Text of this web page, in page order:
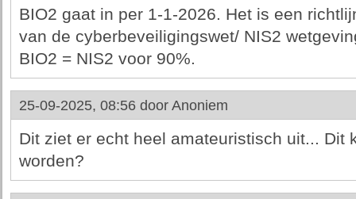
BIO2 gaat in per 1-1-2026. Het is een
van de cyberbeveiligingswet/ NIS2
BIO2 = NIS2 voor 90%.
25-09-2025, 08:56 door Anoniem
Dit ziet er echt heel amateuristisch uit... Dit
worden?